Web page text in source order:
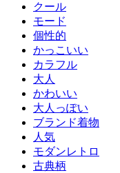
クール
モード
個性的
かっこいい
カラフル
大人
かわいい
大人っぽい
ブランド着物
人気
モダンレトロ
古典柄